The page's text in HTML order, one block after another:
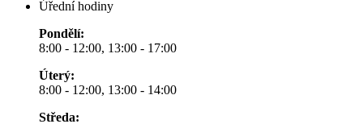
Úřední hodiny
Pondělí:
8:00 - 12:00, 13:00 - 17:00
Úterý:
8:00 - 12:00, 13:00 - 14:00
Středa: